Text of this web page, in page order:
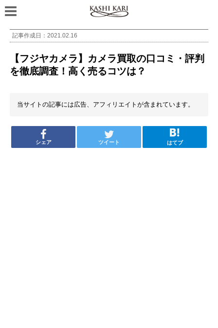
記事作成日： 2021.02.16
【フジヤカメラ】カメラ買取の口コミ・評判
を徹底調査！高く売るコツは？
当サイトの記事には広告、アフィリエイトが含まれています。
シェア ツイート はてブ